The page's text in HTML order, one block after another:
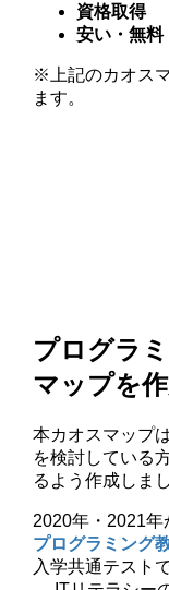
資格取得
安い・無料
※上記のカオス
ます。
プログラ
マップを
本カオスマップ
を検討している
るよう作成しま
2020年・2021年
プログラミング
入学共通テスト